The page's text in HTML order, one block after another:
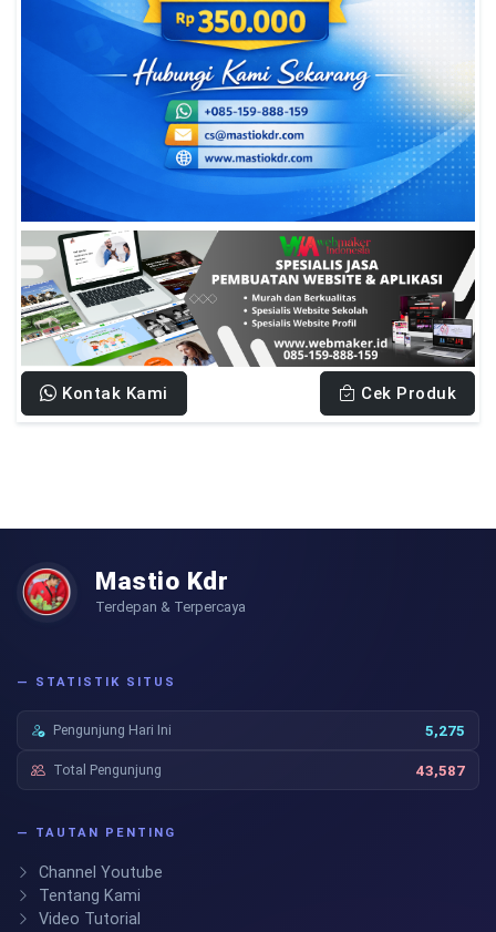
Kontak Kami Cek Produk
Mastio Kdr
Terdepan & Terpercaya
— STATISTIK SITUS
Pengunjung Hari Ini 5,275
Total Pengunjung 43,587
— TAUTAN PENTING
Channel Youtube
Tentang Kami
Video Tutorial